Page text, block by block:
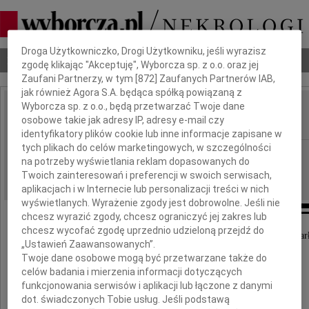
Nekrologi Odeszli Poradnik pogrzebowy
IMIĘ I NAZWISKO: Jarosław Gruszka
REGION: Katowice
DATA EMISJI: 19.04.2021
W dniu 11 kwietnia 2021 r. w wieku 61 lat
Dbamy o Twoją prywatność
Droga Użytkowniczko, Drogi Użytkowniku, jeśli wyrazisz
zgodę klikając "Akceptuję", Wyborcza sp. z o.o. oraz jej
Zaufani Partnerzy, w tym [872 ] Zaufanych Partnerów IAB,
jak również Agora S.A. będąca spółką powiązaną z
Wyborcza sp. z o.o., będą przetwarzać Twoje dane
osobowe takie jak adresy IP, adresy e-mail czy
identyfikatory plików cookie lub inne informacje zapisane w
tych plikach do celów marketingowych, w szczególności
na potrzeby wyświetlania reklam dopasowanych do
Twoich zainteresowań i preferencji w swoich serwisach,
aplikacjach i w Internecie lub personalizacji treści w nich
wyświetlanych. Wyrażenie zgody jest dobrowolne. Jeśli nie
chcesz wyrazić zgody, chcesz ograniczyć jej zakres lub
chcesz wycofać zgodę uprzednio udzieloną przejdź do
„Ustawień Zaawansowanych”.
Twoje dane osobowe mogą być przetwarzane także do
celów badania i mierzenia informacji dotyczących
funkcjonowania serwisów i aplikacji lub łączone z danymi
dot. świadczonych Tobie usług. Jeśli podstawą